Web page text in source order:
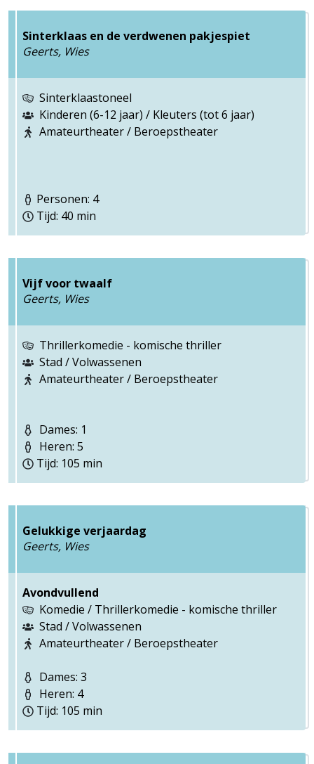
Sinterklaas en de verdwenen pakjespiet
Geerts, Wies
Sinterklaastoneel
Kinderen (6-12 jaar) / Kleuters (tot 6 jaar)
Amateurtheater / Beroepstheater
Personen: 4
Tijd: 40 min
Vijf voor twaalf
Geerts, Wies
Thrillerkomedie - komische thriller
Stad / Volwassenen
Amateurtheater / Beroepstheater
Dames: 1
Heren: 5
Tijd: 105 min
Gelukkige verjaardag
Geerts, Wies
Avondvullend
Komedie / Thrillerkomedie - komische thriller
Stad / Volwassenen
Amateurtheater / Beroepstheater
Dames: 3
Heren: 4
Tijd: 105 min